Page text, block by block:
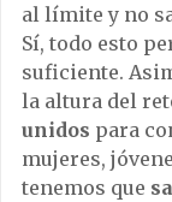
al límite y no
Sí, todo esto
suficiente.
la altura del
unidos para
mujeres,
tenemos que